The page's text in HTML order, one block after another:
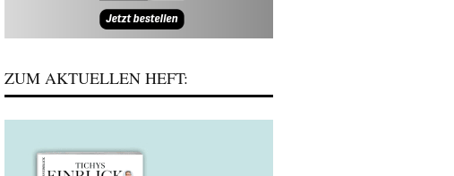
ZUM AKTUELLEN HEFT: